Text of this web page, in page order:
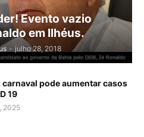
Evento vazio
em Ilhéus.
- julho 28, 2018
carnaval pode aumentar casos
19
2025